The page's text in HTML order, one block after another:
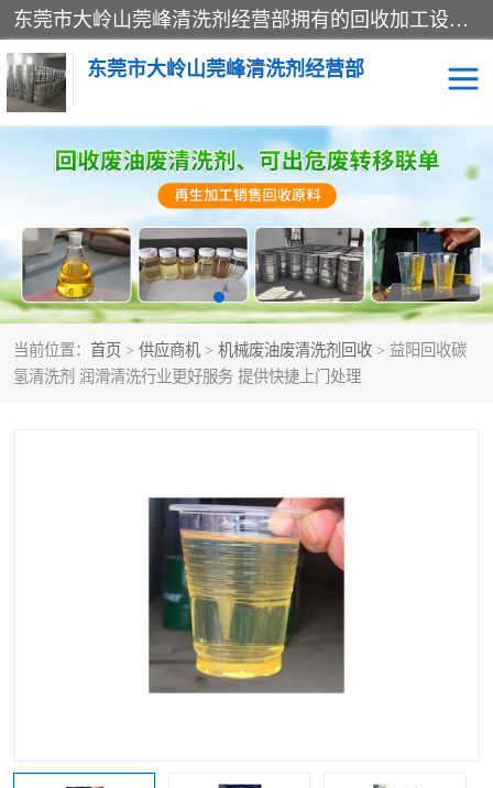
东莞市大岭山莞峰清洗剂经营部拥有的回收加工设备，大量废油回收、废清洗剂回收、废溶剂油回收、机械废油废清洗剂回收、废碳氢回收、碳氢液压油回收、碳氢二氯回收等废清洗剂处理；我们只是提供废旧化工原料的循环使用存放点，执行正规的存放，有正规的回收资质处理。同时我们公司批发零售回收级清洗剂，脱模油再生基础油，质量保证。
东莞市大岭山莞峰清洗剂经营部
当前位置： 首页 > 供应商机 > 机械废油废清洗剂回收 > 益阳回收碳
氢清洗剂 润滑清洗行业更好服务 提供快捷上门处理
废清洗剂回收
废溶剂油回收 机械废油废清洗剂回收
废碳氢回收 碳氢液压油回收
碳氢二氯回收 回收废三四氯乙烯
上门回收废清洗剂